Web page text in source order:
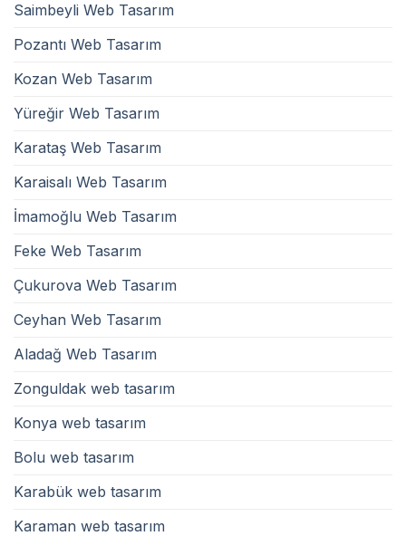
Saimbeyli Web Tasarım
Pozantı Web Tasarım
Kozan Web Tasarım
Yüreğir Web Tasarım
Karataş Web Tasarım
Karaisalı Web Tasarım
İmamoğlu Web Tasarım
Feke Web Tasarım
Çukurova Web Tasarım
Ceyhan Web Tasarım
Aladağ Web Tasarım
Zonguldak web tasarım
Konya web tasarım
Bolu web tasarım
Karabük web tasarım
Karaman web tasarım